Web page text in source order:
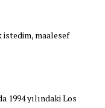
istedim, maalesef
1994 yılındaki Los